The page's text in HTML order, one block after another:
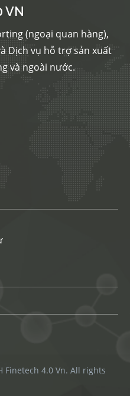
VN
(ngoại quan hàng),
Dịch vụ hỗ trợ sản xuất
và ngoài nước.
Finetech 4.0 Vn. All rights